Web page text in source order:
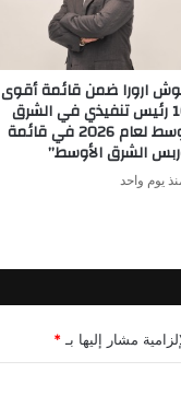
ارورا ضمن قائمة أقوى
100 رئيس تنفيذي في الشرق
الأوسط لعام 2026 في قائمة
الشرق الأوسط”
يوم واحد
مشار إليها بـ *